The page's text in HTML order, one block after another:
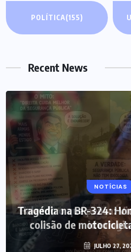
POLÍTICA(155)
Recent News
NOTÍCIAS
Tragédia na BR-324:
colisão de
JULHO 27,